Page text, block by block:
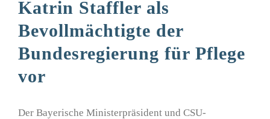
Katrin Staffler als
Bevollmächtigte der
Bundesregierung für Pflege
vor
Der Bayerische Ministerpräsident und CSU-